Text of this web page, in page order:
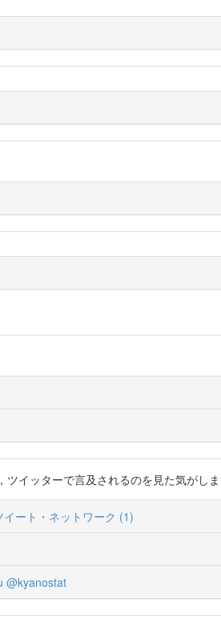
イッターで言及されるのを見た気がし
イート・ネットワーク (1)
@kyanostat